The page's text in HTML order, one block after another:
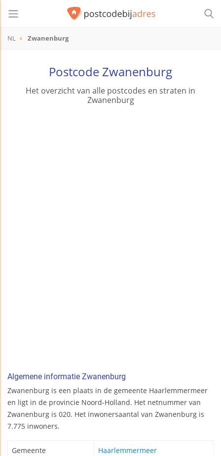
NL Zwanenburg
Postcode Zwanenburg
Het overzicht van alle postcodes en straten in
Zwanenburg
Algemene informatie Zwanenburg
Zwanenburg is een plaats in de gemeente Haarlemmermeer
en ligt in de provincie Noord-Holland. Het netnummer van
Zwanenburg is 020. Het inwonersaantal van Zwanenburg is
7.775 inwoners.
Gemeente Haarlemmermeer